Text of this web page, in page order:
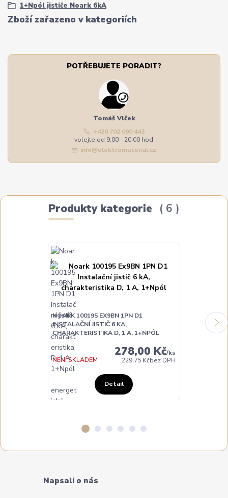
Zboží zařazeno v kategoriích
1+Npól jističe Noark 6kA
POTŘEBUJETE PORADIT?
Tomáš Vlček
+420 702 090 443
volejte od 9,00 - 20,00 hod
info@elektromaterial.cz
Produkty kategorie 6
NOARK 100195 EX9BN 1PN D1
INSTALAČNÍ JISTIČ 6 KA,
CHARAKTERISTIKA D, 1 A, 1+NPÓL
278,00 Kč/ks
229,75 Kčbez DPH
NENÍ SKLADEM
Detail
NOARK
INSTALAČNÍ
Napsali o nás